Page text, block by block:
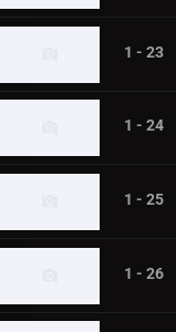
1 - 23
1 - 24
1 - 25
1 - 26